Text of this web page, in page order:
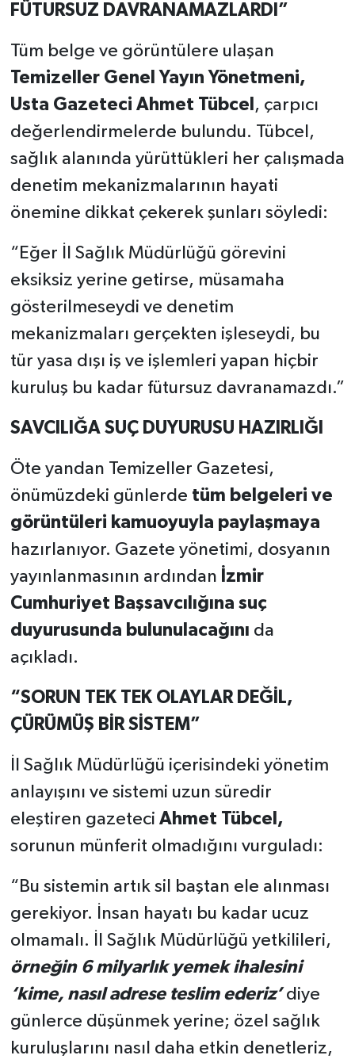
FÜTURSUZ DAVRANAMAZLARDI”
Tüm belge ve görüntülere ulaşan
Temizeller Genel Yayın Yönetmeni,
Usta Gazeteci Ahmet Tübcel , çarpıcı
değerlendirmelerde bulundu. Tübcel,
sağlık alanında yürüttükleri her çalışmada
denetim mekanizmalarının hayati
önemine dikkat çekerek şunları söyledi:
“Eğer İl Sağlık Müdürlüğü görevini
eksiksiz yerine getirse, müsamaha
gösterilmeseydi ve denetim
mekanizmaları gerçekten işleseydi, bu
tür yasa dışı iş ve işlemleri yapan hiçbir
kuruluş bu kadar fütursuz davranamazdı.”
SAVCILIĞA SUÇ DUYURUSU HAZIRLIĞI
Öte yandan Temizeller Gazetesi,
önümüzdeki günlerde tüm belgeleri ve
görüntüleri kamuoyuyla paylaşmaya
hazırlanıyor. Gazete yönetimi, dosyanın
yayınlanmasının ardından İzmir
Cumhuriyet Başsavcılığına suç
duyurusunda bulunulacağını da
açıkladı.
“SORUN TEK TEK OLAYLAR DEĞİL,
ÇÜRÜMÜŞ BİR SİSTEM”
İl Sağlık Müdürlüğü içerisindeki yönetim
anlayışını ve sistemi uzun süredir
eleştiren gazeteci Ahmet Tübcel,
sorunun münferit olmadığını vurguladı:
“Bu sistemin artık sil baştan ele alınması
gerekiyor. İnsan hayatı bu kadar ucuz
olmamalı. İl Sağlık Müdürlüğü yetkilileri,
örneğin 6 milyarlık yemek ihalesini
‘kime, nasıl adrese teslim ederiz’diye
günlerce düşünmek yerine; özel sağlık
kuruluşlarını nasıl daha etkin denetleriz,